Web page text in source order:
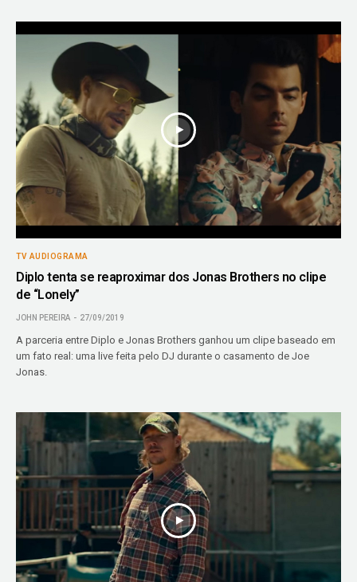
TV AUDIOGRAMA
Diplo tenta se reaproximar dos Jonas Brothers no clipe
de “Lonely”
JOHN PEREIRA 27/09/2019
A parceria entre Diplo e Jonas Brothers ganhou um clipe baseado em
um fato real: uma live feita pelo DJ durante o casamento de Joe
Jonas.